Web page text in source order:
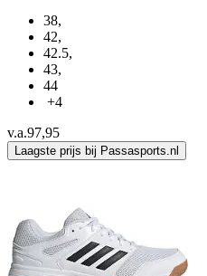
38,
42,
42.5,
43,
44
+4
v.a.97,95
Laagste prijs bij Passasports.nl